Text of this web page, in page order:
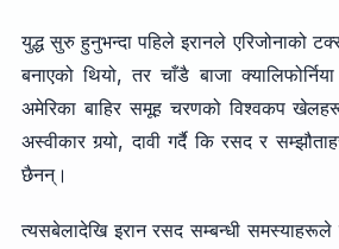
युद्ध सुरु हुनुभन्दा पहिले इरानले एरिजोनाको
बनाएको थियो, तर चाँडै बाजा
अमेरिका बाहिर समूह चरणको विश्वकप
अस्वीकार गर्‍यो, दावी गर्दै कि रसद र
छैनन्।
त्यसबेलादेखि इरान रसद सम्बन्धी